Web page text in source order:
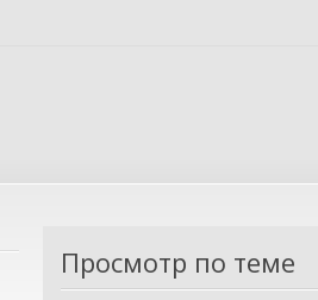
Просмотр по теме